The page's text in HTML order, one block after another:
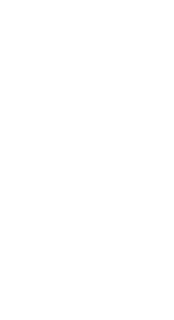
至今未享受优
迁安置区附属工
街76号下排堵塞
谢家湾易登网
年检网
酷易搜
百度贴吧
“”-镇街新
频道_凤凰网
权交易网